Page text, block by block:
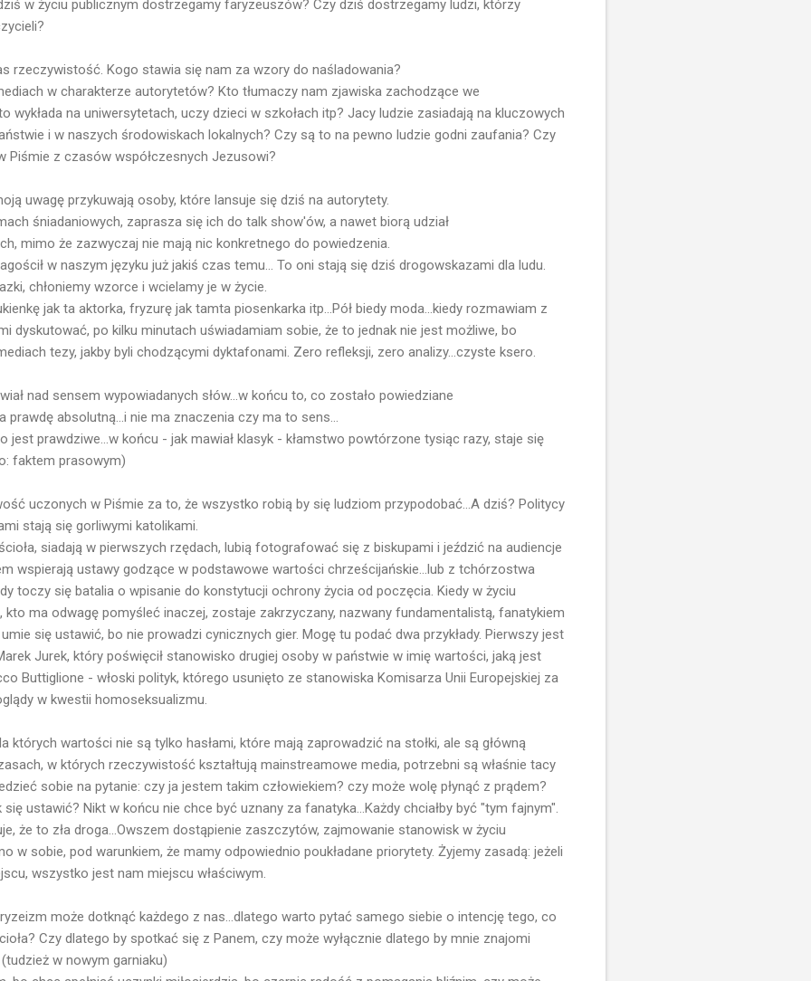
w życiu publicznym dostrzegamy faryzeuszów? Czy dziś dostrzegamy ludzi, którzy
rzeczywistość. Kogo stawia się nam za wzory do naśladowania?
w charakterze autorytetów? Kto tłumaczy nam zjawiska zachodzące we
wykłada na uniwersytetach, uczy dzieci w szkołach itp? Jacy ludzie zasiadają na kluczowych
i w naszych środowiskach lokalnych? Czy są to na pewno ludzie godni zaufania? Czy
Piśmie z czasów współczesnych Jezusowi?
uwagę przykuwają osoby, które lansuje się dziś na autorytety.
śniadaniowych, zaprasza się ich do talk show'ów, a nawet biorą udział
mimo że zazwyczaj nie mają nic konkretnego do powiedzenia.
w naszym języku już jakiś czas temu... To oni stają się dziś drogowskazami dla ludu.
chłoniemy wzorce i wcielamy je w życie.
jak ta aktorka, fryzurę jak tamta piosenkarka itp...Pół biedy moda...kiedy rozmawiam z
dyskutować, po kilku minutach uświadamiam sobie, że to jednak nie jest możliwe, bo
tezy, jakby byli chodzącymi dyktafonami. Zero refleksji, zero analizy...czyste ksero.
nad sensem wypowiadanych słów...w końcu to, co zostało powiedziane
prawdę absolutną...i nie ma znaczenia czy ma to sens...
jest prawdziwe...w końcu - jak mawiał klasyk - kłamstwo powtórzone tysiąc razy, staje się
faktem prasowym)
uczonych w Piśmie za to, że wszystko robią by się ludziom przypodobać...A dziś? Politycy
stają się gorliwymi katolikami.
siadają w pierwszych rzędach, lubią fotografować się z biskupami i jeździć na audiencje
wspierają ustawy godzące w podstawowe wartości chrześcijańskie...lub z tchórzostwa
toczy się batalia o wpisanie do konstytucji ochrony życia od poczęcia. Kiedy w życiu
kto ma odwagę pomyśleć inaczej, zostaje zakrzyczany, nazwany fundamentalistą, fanatykiem
się ustawić, bo nie prowadzi cynicznych gier. Mogę tu podać dwa przykłady. Pierwszy jest
Jurek, który poświęcił stanowisko drugiej osoby w państwie w imię wartości, jaką jest
Buttiglione - włoski polityk, którego usunięto ze stanowiska Komisarza Unii Europejskiej za
w kwestii homoseksualizmu.
których wartości nie są tylko hasłami, które mają zaprowadzić na stołki, ale są główną
w których rzeczywistość kształtują mainstreamowe media, potrzebni są właśnie tacy
sobie na pytanie: czy ja jestem takim człowiekiem? czy może wolę płynąć z prądem?
ustawić? Nikt w końcu nie chce być uznany za fanatyka...Każdy chciałby być "tym fajnym".
że to zła droga...Owszem dostąpienie zaszczytów, zajmowanie stanowisk w życiu
w sobie, pod warunkiem, że mamy odpowiednio poukładane priorytety. Żyjemy zasadą: jeżeli
wszystko jest nam miejscu właściwym.
może dotknąć każdego z nas...dlatego warto pytać samego siebie o intencję tego, co
Czy dlatego by spotkać się z Panem, czy może wyłącznie dlatego by mnie znajomi
w nowym garniaku)